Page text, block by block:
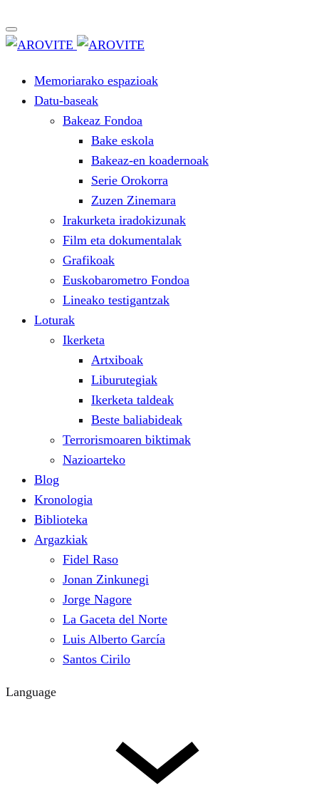
Memoriarako espazioak
Datu-baseak
Bakeaz Fondoa
Bake eskola
Bakeaz-en koadernoak
Serie Orokorra
Zuzen Zinemara
Irakurketa iradokizunak
Film eta dokumentalak
Grafikoak
Euskobarometro Fondoa
Lineako testigantzak
Loturak
Ikerketa
Artxiboak
Liburutegiak
Ikerketa taldeak
Beste baliabideak
Terrorismoaren biktimak
Nazioarteko
Blog
Kronologia
Biblioteka
Argazkiak
Fidel Raso
Jonan Zinkunegi
Jorge Nagore
La Gaceta del Norte
Luis Alberto García
Santos Cirilo
Language